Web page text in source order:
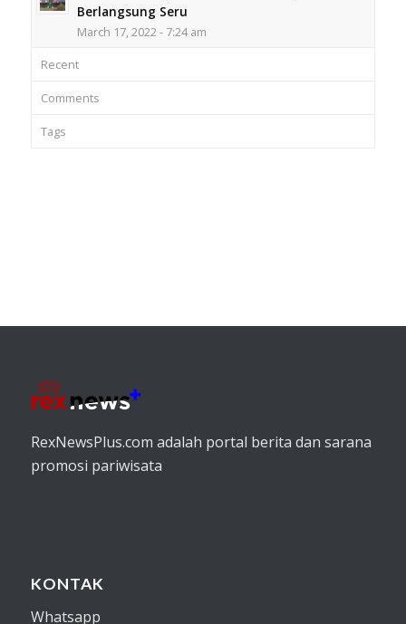
Berlangsung Seru
March 17, 2022 - 7:24 am
Recent
Comments
Tags
RexNewsPlus.com adalah portal berita dan sarana
promosi pariwisata
KONTAK
Whatsapp